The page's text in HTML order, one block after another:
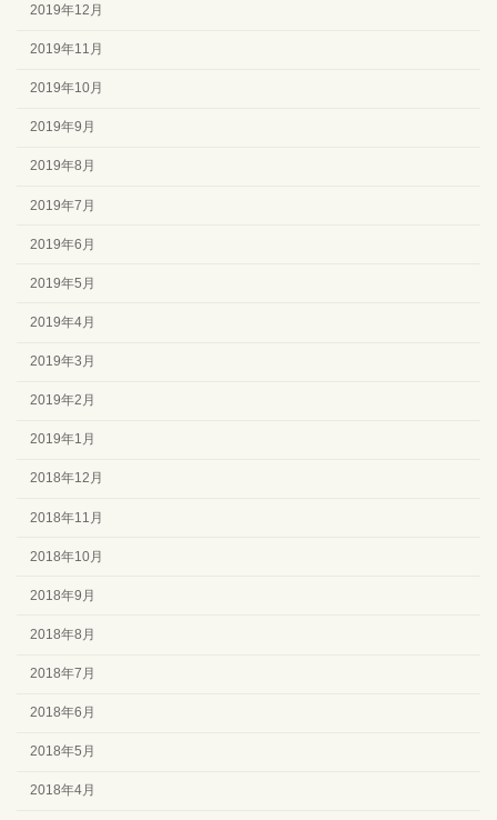
2019年12月
2019年11月
2019年10月
2019年9月
2019年8月
2019年7月
2019年6月
2019年5月
2019年4月
2019年3月
2019年2月
2019年1月
2018年12月
2018年11月
2018年10月
2018年9月
2018年8月
2018年7月
2018年6月
2018年5月
2018年4月